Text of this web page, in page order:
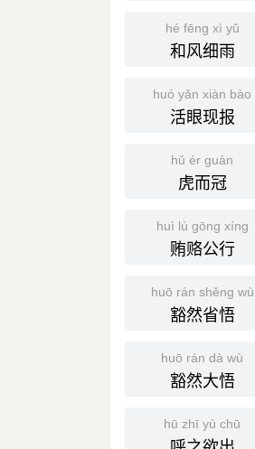
hé fēng xì yǔ
和风细雨
huó yǎn xiàn bào
活眼现报
hǔ ér guàn
虎而冠
huì lù gōng xíng
贿赂公行
huō rán shěng wù
豁然省悟
huō rán dà wù
豁然大悟
hū zhī yù chū